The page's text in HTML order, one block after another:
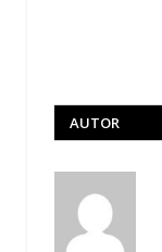
AUTOR